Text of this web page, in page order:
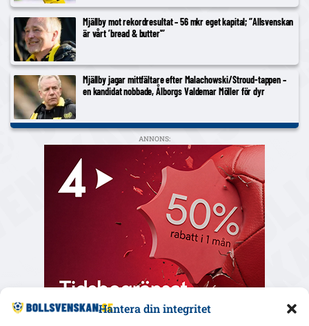
Hantera din integritet
Mjällby mot rekordresultat – 56 mkr eget kapital; ”Allsvenskan
är vårt ’bread & butter'”
Mjällby jagar mittfältare efter Malachowski/Stroud-tappen –
en kandidat nobbade, Ålborgs Valdemar Möller för dyr
ANNONS: